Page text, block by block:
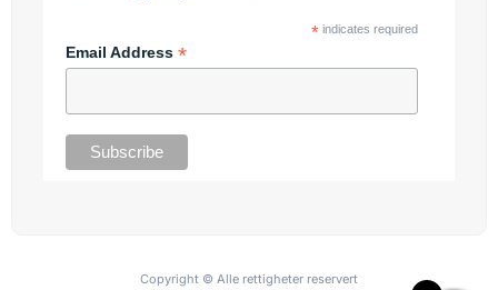
*indicates required
Email Address *
Copyright © Alle rettigheter reservert